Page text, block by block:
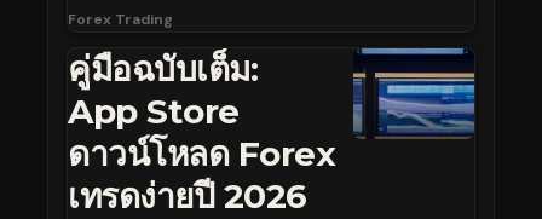
Forex Trading
คู่มือฉบับเต็ม:
App Store
ดาวน์โหลด Forex
เทรดง่ายปี 2026